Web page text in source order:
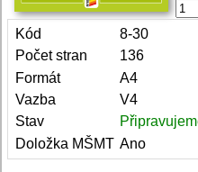
Kód
8-30
Počet stran
136
Formát
A4
Vazba
V4
Stav
Doložka MŠMT Ano